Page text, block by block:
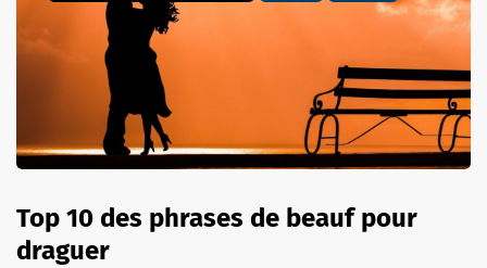
Top 10 des phrases de beauf pour
draguer